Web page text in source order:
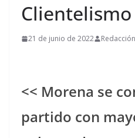
21 de junio de 2022 Redacción
<< Morena se
partido con